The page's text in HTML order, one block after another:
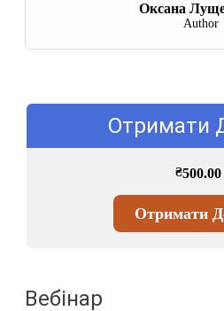
Оксана
Author
Отримати
₴500.00
Отримати
Вебінар